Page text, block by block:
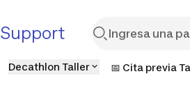
Support
Decathlon Taller 📅 Cita previa